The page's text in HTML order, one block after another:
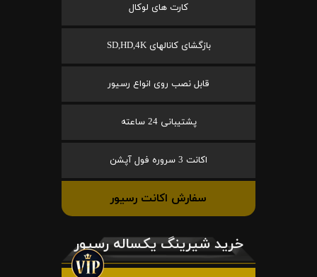
کارت های لوکال
بازگشای کانالهای SD,HD,4K
قابل نصب روی انواع رسیور
پشتیبانی 24 ساعته
اکانت 3 سروره فول آپشن
سفارش اکانت رسیور
خرید شیرینگ یکساله رسیور